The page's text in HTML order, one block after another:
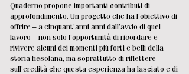
Quaderno propone importanti contributi di
approfondimento. Un progetto che ha l’obiettivo di
offrire – a cinquant’anni anni dall’avvio di quel
lavoro – non solo l’opportunità di ricordare e
rivivere alcuni dei momenti più forti e belli della
storia fiesolana, ma soprattutto di riflettere
sull’eredità che questa esperienza ha lasciato e di